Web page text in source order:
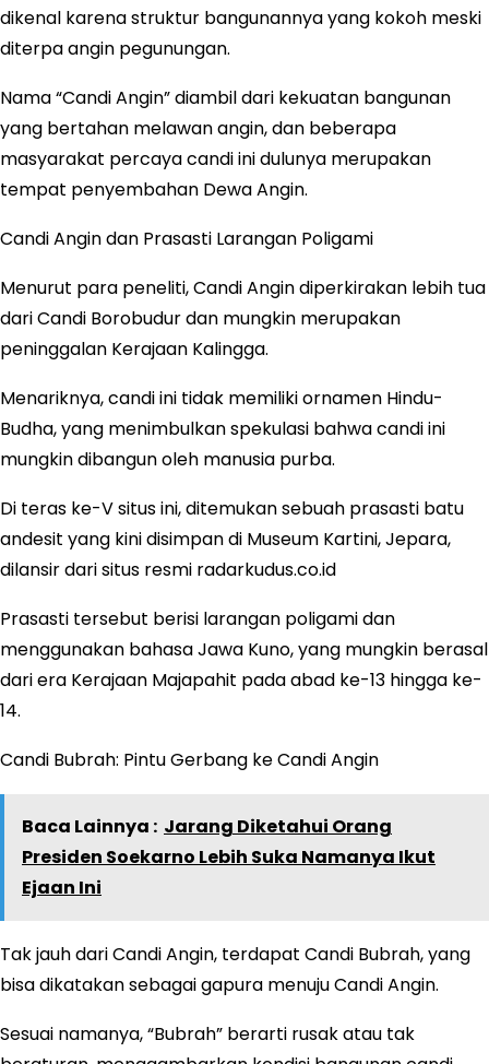
dikenal karena struktur bangunannya yang kokoh meski
diterpa angin pegunungan.
Nama “Candi Angin” diambil dari kekuatan bangunan
yang bertahan melawan angin, dan beberapa
masyarakat percaya candi ini dulunya merupakan
tempat penyembahan Dewa Angin.
Candi Angin dan Prasasti Larangan Poligami
Menurut para peneliti, Candi Angin diperkirakan lebih tua
dari Candi Borobudur dan mungkin merupakan
peninggalan Kerajaan Kalingga.
Menariknya, candi ini tidak memiliki ornamen Hindu-
Budha, yang menimbulkan spekulasi bahwa candi ini
mungkin dibangun oleh manusia purba.
Di teras ke-V situs ini, ditemukan sebuah prasasti batu
andesit yang kini disimpan di Museum Kartini, Jepara,
dilansir dari situs resmi radarkudus.co.id
Prasasti tersebut berisi larangan poligami dan
menggunakan bahasa Jawa Kuno, yang mungkin berasal
dari era Kerajaan Majapahit pada abad ke-13 hingga ke-
14.
Candi Bubrah: Pintu Gerbang ke Candi Angin
Baca Lainnya : Jarang Diketahui Orang
Presiden Soekarno Lebih Suka Namanya Ikut
Ejaan Ini
Tak jauh dari Candi Angin, terdapat Candi Bubrah, yang
bisa dikatakan sebagai gapura menuju Candi Angin.
Sesuai namanya, “Bubrah” berarti rusak atau tak